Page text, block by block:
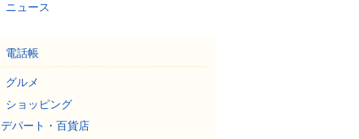
ニュース
電話帳
グルメ
ショッピング
デパート・百貨店